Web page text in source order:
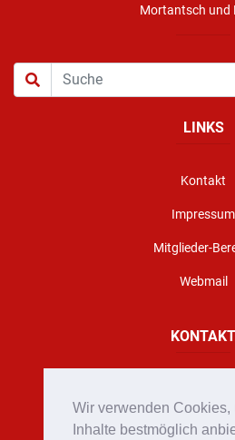
Wir verwenden Cookies,
Inhalte bestmöglich
Mortantsch und
LINKS
Kontakt
Impressum
Mitglieder-
Webmail
KONTAKT